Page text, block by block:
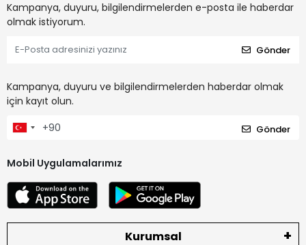
Kampanya, duyuru, bilgilendirmelerden e-posta ile haberdar
olmak istiyorum.
Gönder
Kampanya, duyuru ve bilgilendirmelerden haberdar olmak
için kayıt olun.
Gönder
Mobil Uygulamalarımız
Kurumsal